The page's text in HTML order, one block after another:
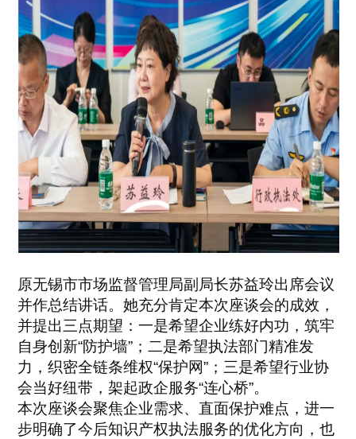
原无锡市市场监督管理局副局长苏益玲出席会议
并作总结讲话。她充分肯定本次座谈会的成效，
并提出三点期望：一是希望企业练好内功，筑牢
自身创新“防护墙”；二是希望执法部门精准发
力，织密全链条维权“保护网”；三是希望行业协
会当好纽带，架起政企服务“连心桥”。
本次座谈会聚焦企业需求、直面保护难点，进一
步明确了今后知识产权执法服务的优化方向，也